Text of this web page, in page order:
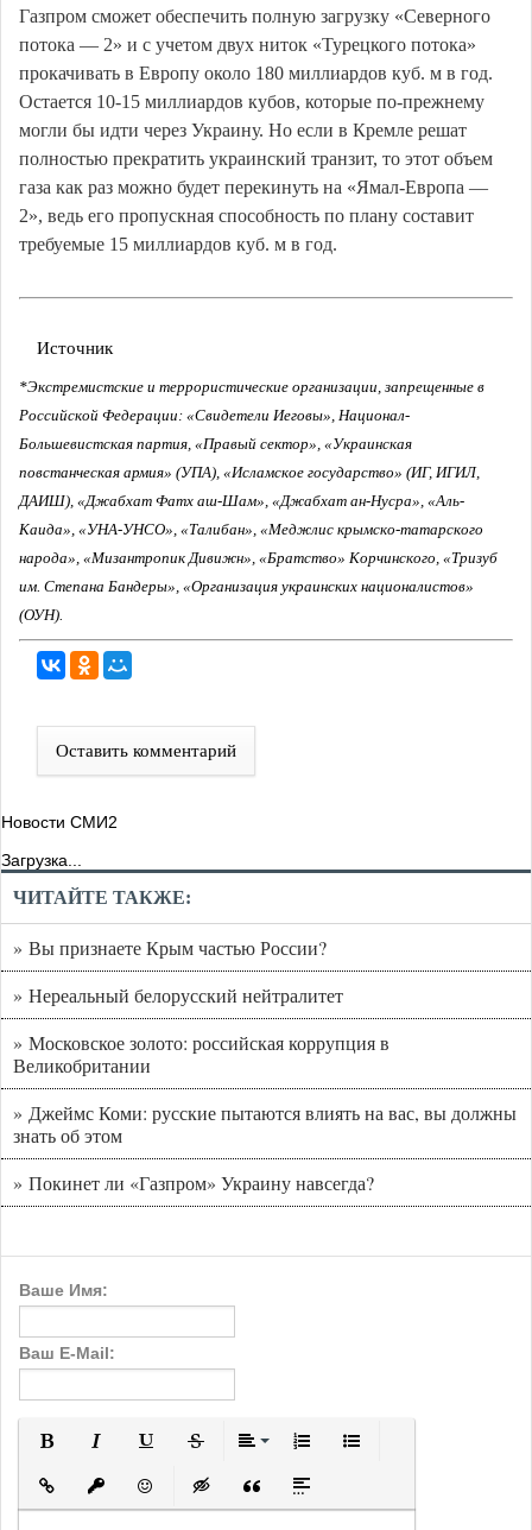
Газпром сможет обеспечить полную загрузку «Северного
потока — 2» и с учетом двух ниток «Турецкого потока»
прокачивать в Европу около 180 миллиардов куб. м в год.
Остается 10-15 миллиардов кубов, которые по-прежнему
могли бы идти через Украину. Но если в Кремле решат
полностью прекратить украинский транзит, то этот объем
газа как раз можно будет перекинуть на «Ямал-Европа —
2», ведь его пропускная способность по плану составит
требуемые 15 миллиардов куб. м в год.
Источник
*Экстремистские и террористические организации, запрещенные в
Российской Федерации: «Свидетели Иеговы», Национал-
Большевистская партия, «Правый сектор», «Украинская
повстанческая армия» (УПА), «Исламское государство» (ИГ, ИГИЛ,
ДАИШ), «Джабхат Фатх аш-Шам», «Джабхат ан-Нусра», «Аль-
Каида», «УНА-УНСО», «Талибан», «Меджлис крымско-татарского
народа», «Мизантропик Дивижн», «Братство» Корчинского, «Тризуб
им. Степана Бандеры», «Организация украинских националистов»
(ОУН).
Оставить комментарий
Новости СМИ2
Загрузка...
ЧИТАЙТЕ ТАКЖЕ:
» Вы признаете Крым частью России?
» Нереальный белорусский нейтралитет
» Московское золото: российская коррупция в
Великобритании
» Джеймс Коми: русские пытаются влиять на вас, вы должны
знать об этом
» Покинет ли «Газпром» Украину навсегда?
Ваше Имя:
Ваш E-Mail:
Подчеркнутый
Вставить ссылку
Вставить защищенную ссылку
Вставить смайлик
Вставка скрытого текста
Вставка цитаты
Вставка спойлера